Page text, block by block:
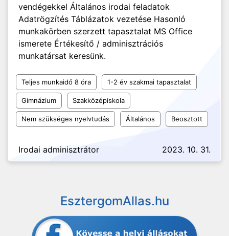
vendégekkel Általános irodai feladatok
Adatrögzítés Táblázatok vezetése Hasonló
munkakörben szerzett tapasztalat MS Office
ismerete Értékesítő / adminisztrációs
munkatársat keresünk.
Teljes munkaidő 8 óra 1-2 év szakmai tapasztalat
Gimnázium Szakközépiskola
Nem szükséges nyelvtudás Általános Beosztott
Irodai adminisztrátor 2023. 10. 31.
EsztergomAllas.hu